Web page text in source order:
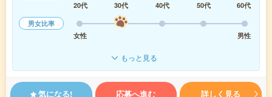
20代
30代 40代 50代
60代
男女比率
女性
男性
もっと見る
気になる! 応募へ進む 詳しく見る